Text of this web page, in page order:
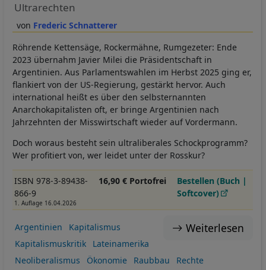
Frederic Schnatterer
Ultrarechten
Röhrende Kettensäge, Rockermähne, Rumgezeter: Ende
2023 übernahm Javier Milei die Präsidentschaft in
Argentinien. Aus Parlamentswahlen im Herbst 2025 ging er,
flankiert von der US-Regierung, gestärkt hervor. Auch
international heißt es über den selbsternannten
Anarchokapitalisten oft, er bringe Argentinien nach
Jahrzehnten der Misswirtschaft wieder auf Vordermann.
Doch woraus besteht sein ultraliberales Schockprogramm?
Wer profitiert von, wer leidet unter der Rosskur?
ISBN 978-3-89438-
866-9
1. Auflage 16.04.2026
16,90 € Portofrei
Bestellen (Buch |
Softcover)
Weiterlesen
Argentinien
Kapitalismus
Kapitalismuskritik
Lateinamerika
Neoliberalismus
Ökonomie Raubbau
Rechte